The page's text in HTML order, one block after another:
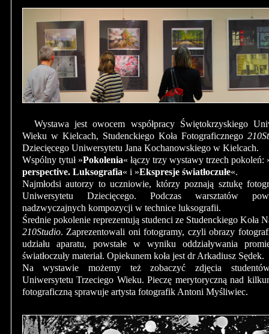
Wystawa jest owocem współpracy Świętokrzyskiego
Wieku w Kielcach, Studenckiego Koła Fotograficznego
Dziecięcego Uniwersytetu Jana Kochanowskiego w Kielcach.
Wspólny tytuł »Pokolenia« łączy trzy wystawy trzech pokoleń:
perspective. Luksografia« i »Ekspresje światłoczułe«.
Najmłodsi autorzy to uczniowie, którzy poznają sztukę
Uniwersytetu Dziecięcego. Podczas warsztatów
nadzwyczajnych kompozycji w technice luksografii.
Średnie pokolenie reprezentują studenci ze Studenckiego Koła
210Studio. Zaprezentowali oni fotogramy, czyli obrazy
udziału aparatu, powstałe w wyniku oddziaływania
światłoczuły materiał. Opiekunem koła jest dr Arkadiusz Sędek.
Na wystawie możemy też zobaczyć zdjęcia
Uniwersytetu Trzeciego Wieku. Pieczę merytoryczną nad
fotograficzną sprawuje artysta fotografik Antoni Myśliwiec.